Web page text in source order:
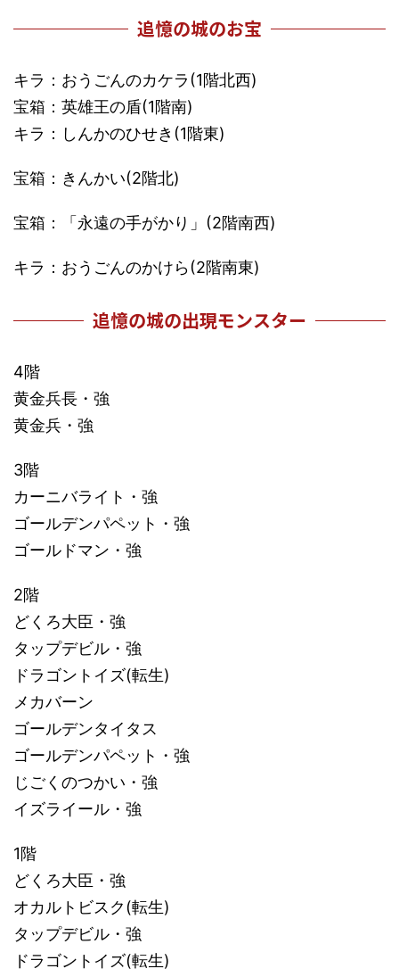
追憶の城のお宝
キラ：おうごんのカケラ(1階北西)
宝箱：英雄王の盾(1階南)
キラ：しんかのひせき(1階東)
宝箱：きんかい(2階北)
宝箱：「永遠の手がかり」(2階南西)
キラ：おうごんのかけら(2階南東)
追憶の城の出現モンスター
4階
黄金兵長・強
黄金兵・強
3階
カーニバライト・強
ゴールデンパペット・強
ゴールドマン・強
2階
どくろ大臣・強
タップデビル・強
ドラゴントイズ(転生)
メカバーン
ゴールデンタイタス
ゴールデンパペット・強
じごくのつかい・強
イズライール・強
1階
どくろ大臣・強
オカルトビスク(転生)
タップデビル・強
ドラゴントイズ(転生)